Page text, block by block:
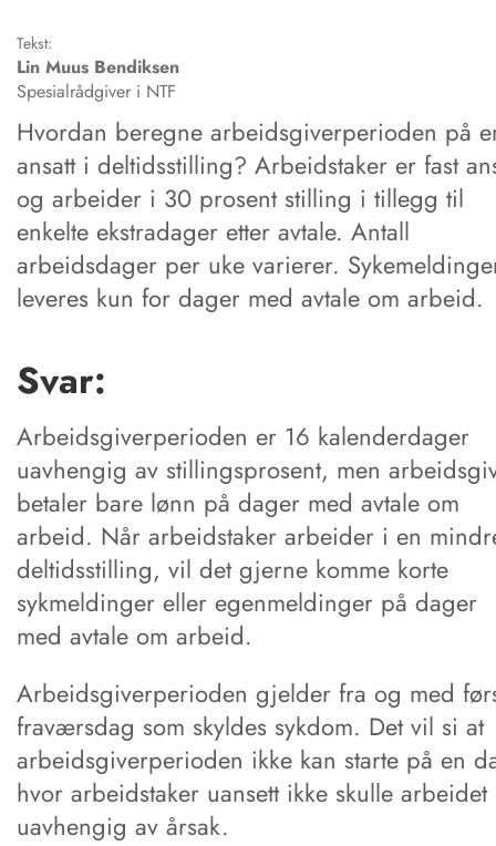
Tekst:
Lin Muus Bendiksen
Spesialrådgiver i NTF
Hvordan beregne arbeidsgiverperioden på
ansatt i deltidsstilling? Arbeidstaker er fast
og arbeider i 30 prosent stilling i tillegg til
enkelte ekstradager etter avtale. Antall
arbeidsdager per uke varierer.
leveres kun for dager med avtale om arbeid.
Svar:
Arbeidsgiverperioden er 16 kalenderdager
uavhengig av stillingsprosent, men
betaler bare lønn på dager med avtale om
arbeid. Når arbeidstaker arbeider i en
deltidsstilling, vil det gjerne komme korte
sykmeldinger eller egenmeldinger på dager
med avtale om arbeid.
Arbeidsgiverperioden gjelder fra og med
fraværsdag som skyldes sykdom. Det vil si at
arbeidsgiverperioden ikke kan starte på en
hvor arbeidstaker uansett ikke skulle arbeidet
uavhengig av årsak.